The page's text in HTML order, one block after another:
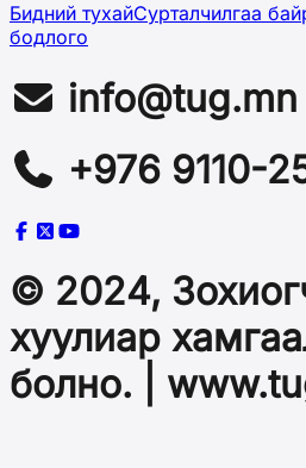
Бидний тухайСурталчилгаа
бодлого
info@tug.mn
+976 9110-
© 2024,
хуулиар
болно. |